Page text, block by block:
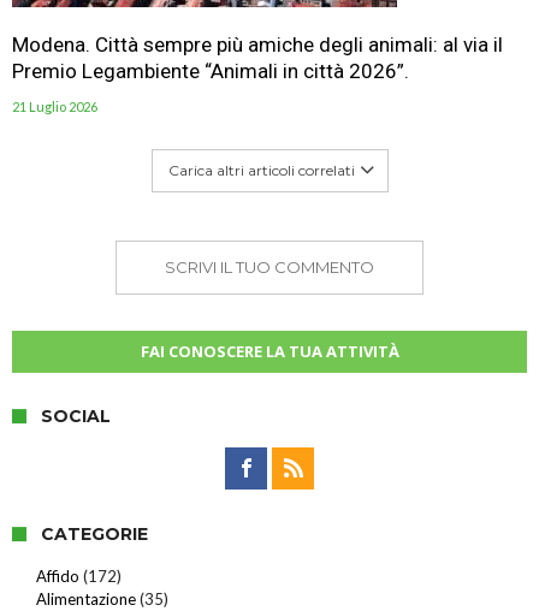
Modena. Città sempre più amiche degli animali: al via il
Premio Legambiente “Animali in città 2026”.
21 Luglio 2026
Carica altri articoli correlati
SCRIVI IL TUO COMMENTO
FAI CONOSCERE LA TUA ATTIVITÀ
SOCIAL
CATEGORIE
Affido (172)
Alimentazione(35)